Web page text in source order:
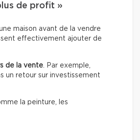
de profit »
maison avant de la vendre
effectivement ajouter de
de la vente . Par exemple,
un retour sur investissement
la peinture, les